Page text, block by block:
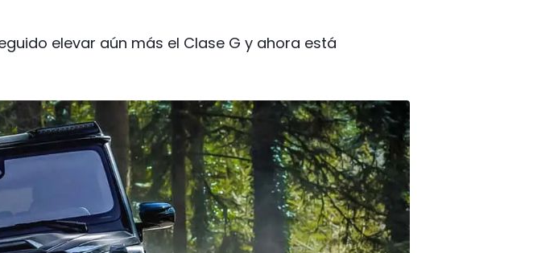
elevar aún más el Clase G y ahora está